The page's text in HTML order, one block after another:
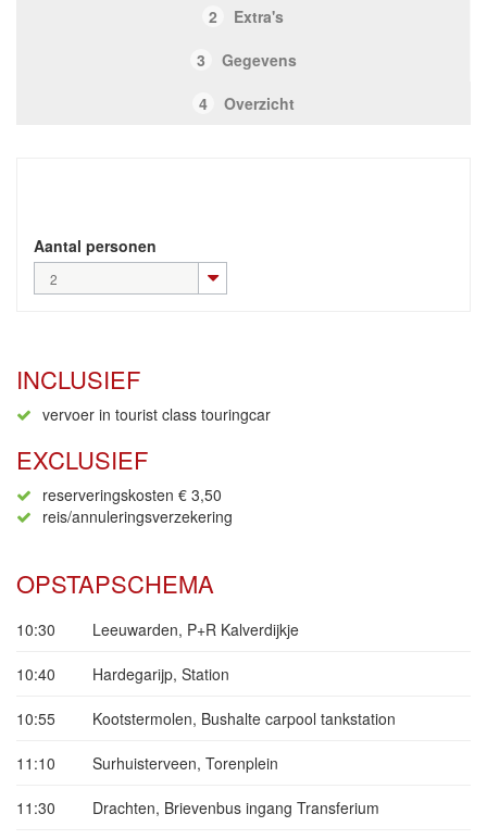
2
Extra's
3
Gegevens
4
Overzicht
Aantal personen
2
INCLUSIEF
vervoer in tourist class touringcar
EXCLUSIEF
reserveringskosten € 3,50
reis/annuleringsverzekering
OPSTAPSCHEMA
10:30 Leeuwarden, P+R Kalverdijkje
10:40 Hardegarijp, Station
10:55 Kootstermolen, Bushalte carpool tankstation
11:10 Surhuisterveen, Torenplein
11:30 Drachten, Brievenbus ingang Transferium